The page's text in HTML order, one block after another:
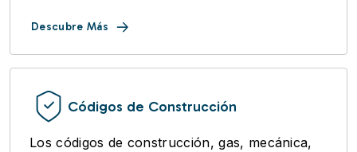
Descubre Más
Códigos de Construcción
Los códigos de construcción, gas, mecánica,